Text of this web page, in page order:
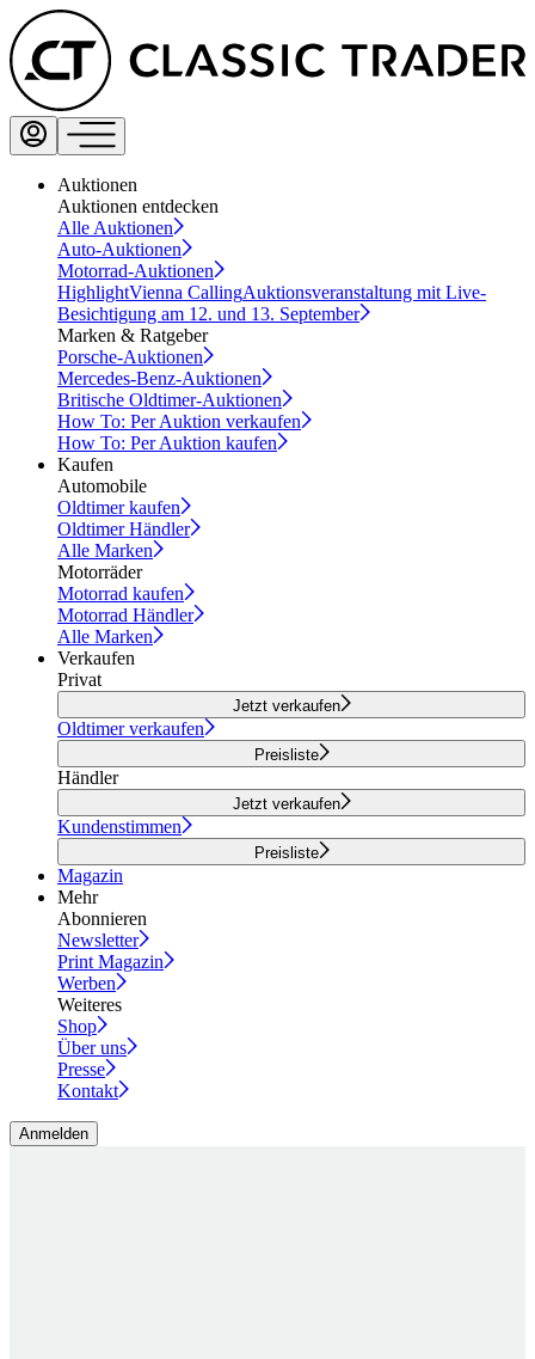
Auktionen
Auktionen entdecken
Alle Auktionen
Auto-Auktionen
Motorrad-Auktionen
HighlightVienna CallingAuktionsveranstaltung mit Live-
Besichtigung am 12. und 13. September
Marken & Ratgeber
Porsche-Auktionen
Mercedes-Benz-Auktionen
Britische Oldtimer-Auktionen
How To: Per Auktion verkaufen
How To: Per Auktion kaufen
Kaufen
Automobile
Oldtimer kaufen
Oldtimer Händler
Alle Marken
Motorräder
Motorrad kaufen
Motorrad Händler
Alle Marken
Verkaufen
Privat
Jetzt verkaufen
Oldtimer verkaufen
Preisliste
Händler
Jetzt verkaufen
Kundenstimmen
Preisliste
Magazin
Mehr
Abonnieren
Newsletter
Print Magazin
Werben
Weiteres
Shop
Über uns
Presse
Kontakt
Anmelden